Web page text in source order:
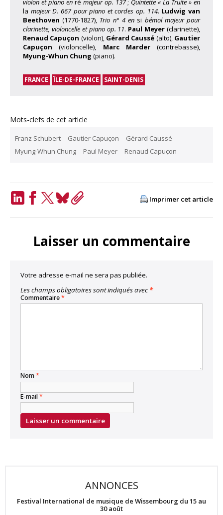
violon et piano enré majeur op. 137; Quintette « La Truite » en
la majeur D. 667 pour piano et cordes op. 114. Ludwig van
Beethoven (1770-1827), Trio n° 4 en si bémol majeur pour
clarinette, violoncelle et piano op. 11. Paul Meyer (clarinette),
Renaud Capuçon (violon), Gérard Caussé (alto), Gautier
Capuçon (violoncelle), Marc Marder(contrebasse),
Myung-Whun Chung (piano).
FRANCE ÎLE-DE-FRANCE SAINT-DENIS
Mots-clefs de cet article
Franz Schubert Gautier Capuçon
Gérard Caussé
Myung-Whun Chung
Paul Meyer Renaud Capuçon
Imprimer cet article
Laisser un commentaire
Votre adresse e-mail ne sera pas publiée.
Les champs obligatoires sont indiqués avec *
Commentaire*
Nom*
E-mail*
ANNONCES
Festival International de musique de Wissembourg du 15 au
30 août